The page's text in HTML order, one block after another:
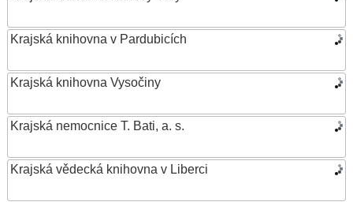
Krajská knihovna v Pardubicích
Krajská knihovna Vysočiny
Krajská nemocnice T. Bati, a. s.
Krajská vědecká knihovna v Liberci